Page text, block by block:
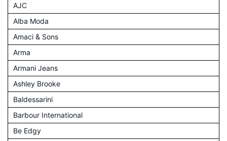
AJC
Alba Moda
Amaci & Sons
Arma
Armani Jeans
Ashley Brooke
Baldessarini
Barbour International
Be Edgy